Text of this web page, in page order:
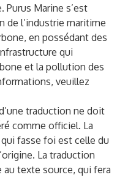
Marine s’est
de l’industrie maritime
en possédant des
qui
et la pollution des
veuillez
traduction ne doit
comme officiel. La
fasse foi est celle du
La traduction
texte source, qui fera